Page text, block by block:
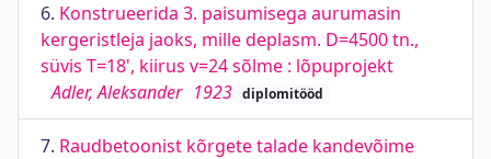
6. Konstrueerida 3. paisumisega aurumasin
kergeristleja jaoks, mille deplasm. D=4500 tn.,
süvis T=18', kiirus v=24 sõlme : lõpuprojekt
Adler, Aleksander 1923 diplomitööd
7. Raudbetoonist kõrgete talade kandevõime